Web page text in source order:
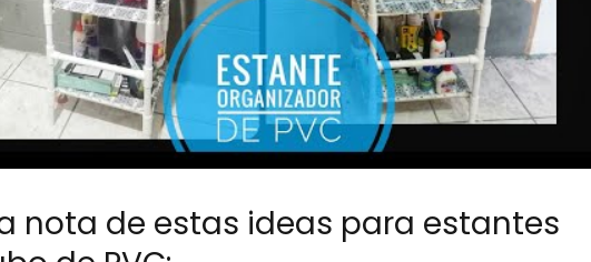
nota de estas ideas para estantes